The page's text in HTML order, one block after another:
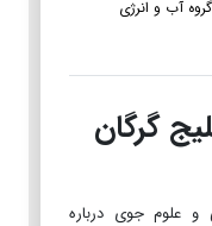
گروه آب و انرژی
گرگان
و علوم جوی درباره